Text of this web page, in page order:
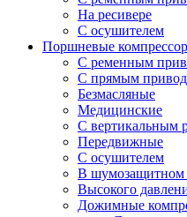
На ресивере
С осушителем
Поршневые
С ременным
С прямым
Безмасляные
Медицинские
С вертикальным
Передвижные
С осушителем
В шумозащитном
Высокого
Дожимные